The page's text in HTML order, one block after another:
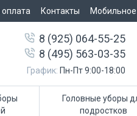
Контакты
8 (925) 064-55-25
8 (495) 563-03-35
График: Пн-Пт 9:00-18:00
Головные уборы
подростков